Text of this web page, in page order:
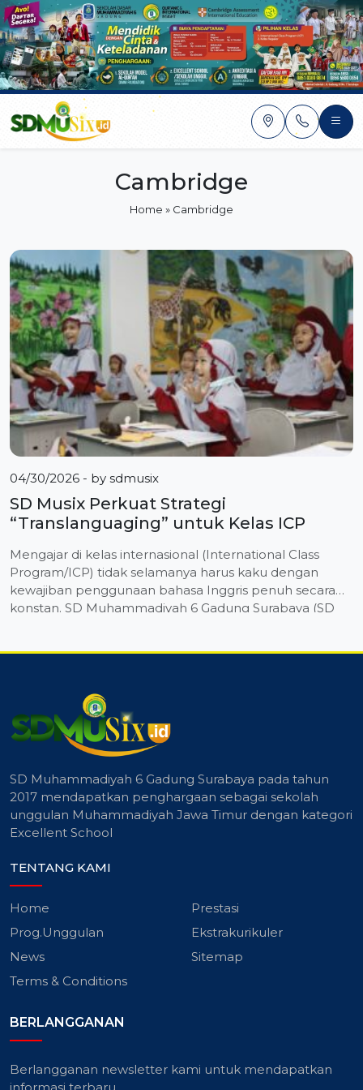
Skip
to
content
Cambridge
Home » Cambridge
04/30/2026 - by sdmusix
SD Musix Perkuat Strategi
“Translanguaging” untuk Kelas ICP
Mengajar di kelas internasional (International Class
Program/ICP) tidak selamanya harus kaku dengan
kewajiban penggunaan bahasa Inggris penuh secara
konstan. SD Muhammadiyah 6 Gadung Surabaya (SD
delegasi SD Musix saat mengikuti […]
SD Muhammadiyah 6 Gadung Surabaya pada tahun
2017 mendapatkan penghargaan sebagai sekolah
unggulan Muhammadiyah Jawa Timur dengan kategori
Excellent School
TENTANG KAMI
Home
Prestasi
Prog.Unggulan
Ekstrakurikuler
News
Sitemap
Terms & Conditions
BERLANGGANAN
Berlangganan newsletter kami untuk mendapatkan